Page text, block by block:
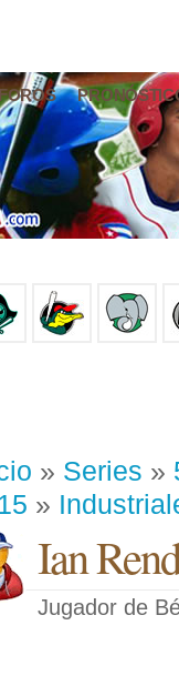
» Series »
»
Ian
Jugador de